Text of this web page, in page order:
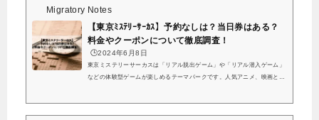
Migratory Notes
【東京ﾐｽﾃﾘｰｻｰｶｽ】予約なしは？当日券はある？
料金やクーポンについて徹底調査！
🕒️2024年6月8日
東京ミステリーサーカスは「リアル脱出ゲーム」や「リアル潜入ゲーム」
などの体験型ゲームが楽しめるテーマパークです。人気アニメ、映画との